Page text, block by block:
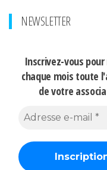
NEWSLETTER
Inscrivez-vous
chaque mois toute
de votre